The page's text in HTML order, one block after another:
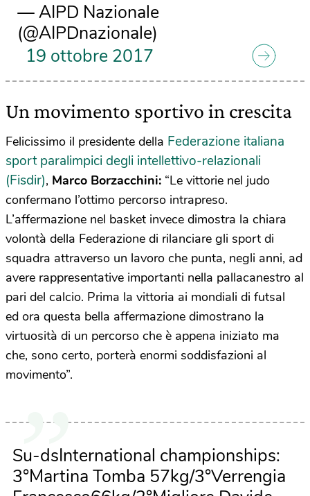
— AIPD Nazionale
(@AIPDnazionale)
19 ottobre 2017
Un movimento sportivo in crescita
Felicissimo il presidente della Federazione italiana
sport paralimpici degli intellettivo-relazionali
(Fisdir), Marco Borzacchini: “Le vittorie nel judo
confermano l’ottimo percorso intrapreso.
L’affermazione nel basket invece dimostra la chiara
volontà della Federazione di rilanciare gli sport di
squadra attraverso un lavoro che punta, negli anni, ad
avere rappresentative importanti nella pallacanestro al
pari del calcio. Prima la vittoria ai mondiali di futsal
ed ora questa bella affermazione dimostrano la
virtuosità di un percorso che è appena iniziato ma
che, sono certo, porterà enormi soddisfazioni al
movimento”.
Su-dsInternational championships:
3°Martina Tomba 57kg/3°Verrengia